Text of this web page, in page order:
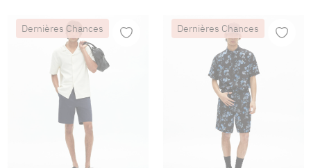
Dernières Chances Dernières Chances